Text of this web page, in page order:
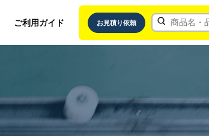
ご利用ガイド お見積り依頼